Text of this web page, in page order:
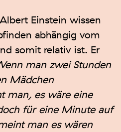
Einstein wissen
abhängig vom
somit relativ ist. Er
man zwei Stunden
Mädchen
man, es wäre eine
für eine Minute auf
man es wären